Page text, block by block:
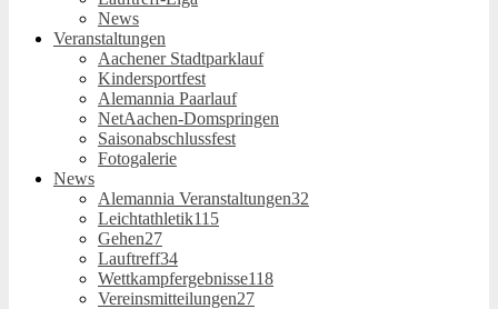
News
Veranstaltungen
Aachener Stadtparklauf
Kindersportfest
Alemannia Paarlauf
NetAachen-Domspringen
Saisonabschlussfest
Fotogalerie
News
Alemannia Veranstaltungen32
Leichtathletik115
Gehen27
Lauftreff34
Wettkampfergebnisse118
Vereinsmitteilungen27